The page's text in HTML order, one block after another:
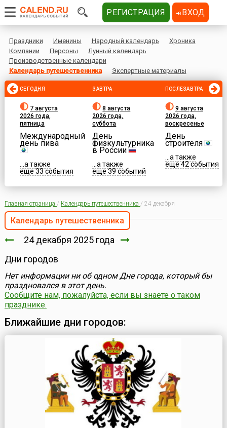
Праздники Именины Народный календарь
Хроника
Компании
Персоны
Лунный календарь
Производственные календари
Календарь путешественника
Экспертные материалы
СЕГОДНЯ
7 августа
2026 года,
пятница
Международный
день пива
...а также
еще 33 события
ЗАВТРА
8 августа
2026 года,
суббота
День
физкультурника
в России
...а также
еще 39 событий
ПОСЛЕЗАВТРА
9 августа
2026 года,
воскресенье
День
строителя
...а также
еще 42 события
Главная страница / Календарь путешественника / 24 декабря
Календарь путешественника
24 декабря 2025 года
Дни городов
Нет информации ни об одном Дне города, который бы
праздновался в этот день.
Сообщите нам, пожалуйста, если вы знаете о таком
празднике.
Ближайшие дни городов:
РЕГИСТРАЦИЯ ВХОД